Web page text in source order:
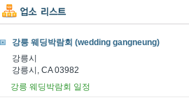
강릉 웨딩박람회 (wedding gangneung)
강릉시
강릉시, CA 03982
강릉 웨딩박람회 일정